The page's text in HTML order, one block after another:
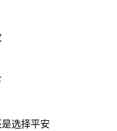
选择平安